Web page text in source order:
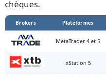
chèques.
Brokers Plateformes
MetaTrader 4 et 5
xStation 5